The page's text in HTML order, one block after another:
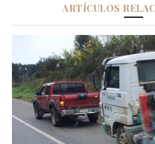
ARTÍCULOS